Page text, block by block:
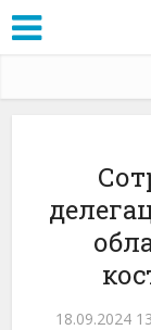
18.09.2024